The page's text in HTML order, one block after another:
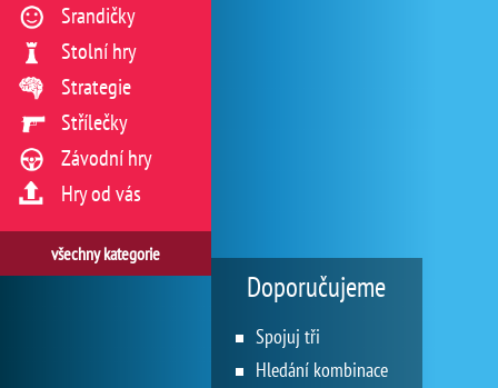
Srandičky
Stolní hry
Strategie
Střílečky
Závodní hry
Hry od vás
všechny kategorie
Doporučujeme
Spojuj tři
Hledání kombinace